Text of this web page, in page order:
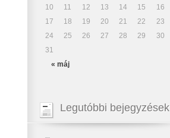
« máj
10
11 12 13 14 15
16
17
18 19 20 21 22
23
24
25 26 27 28 29
30
31
Legutóbbi bejegyzések